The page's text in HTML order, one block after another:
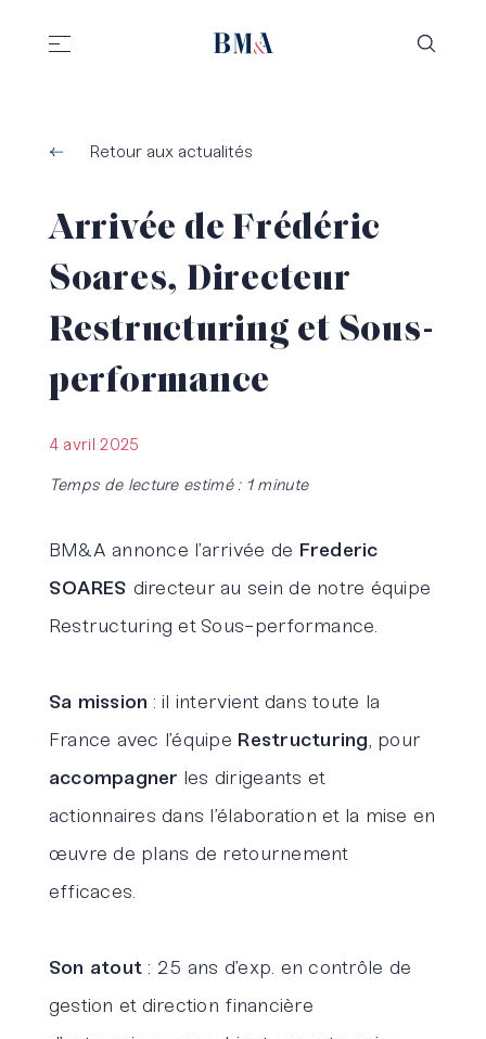
Retour aux actualités
Arrivée de Frédéric
Soares, Directeur
Restructuring et Sous-
performance
4 avril 2025
Temps de lecture estimé : 1 minute
BM&A annonce l’arrivée de Frederic
SOARES directeur au sein de notre équipe
Restructuring et Sous-performance.
Sa mission : il intervient dans toute la
France avec l’équipe Restructuring, pour
accompagner les dirigeants et
actionnaires dans l’élaboration et la mise en
œuvre de plans de retournement
efficaces.
Son atout : 25 ans d’exp. en contrôle de
gestion et direction financière